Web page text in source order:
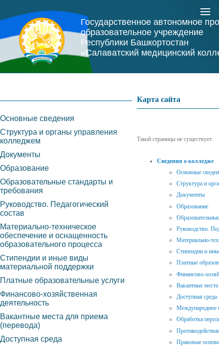
Государственное автономное
образовательное учреждение
Республики Башкортостан
«Салаватский медицинский
Карта сайта
Такой страницы не существует.
Сведения о колледже
Основные
Структура и
Документы
Образование
Руководство.
Материально-
Стипендии и
Платные
Финансово-
Вакантные
Доступная среда
Международное
Обработка
Правовые
Основные сведения
Структура и органы управления
колледжем
Документы
Образование
Образовательные стандарты и
требования
Руководство. Педагогический
состав
Материально-техническое
обеспечение и оснащенность
образовательного процесса
Стипендии и иные виды
материальной поддержки
Платные образовательные услуги
Финансово-хозяйственная
деятельность
Вакантные места для приема
(перевода)
Доступная среда